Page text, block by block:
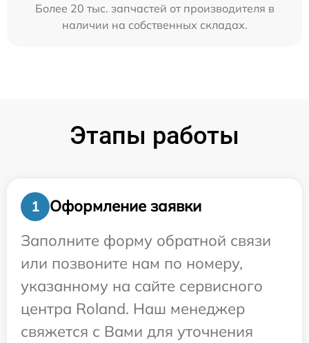
Более 20 тыс. запчастей от производителя в
наличии на собственных складах.
Этапы работы
1
Оформление заявки
Заполните форму обратной связи
или позвоните нам по номеру,
указанному на сайте сервисного
центра Roland. Наш менеджер
свяжется с Вами для уточнения